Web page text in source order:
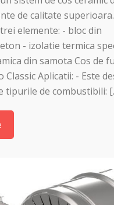
de calitate
elemente: - bloc din
- izolatie termica
din samota Cos de
Classic Aplicatii: - Este
tipurile de combustibili: